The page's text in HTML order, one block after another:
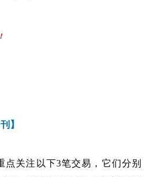
】
点关注以下3笔交易，它们分别